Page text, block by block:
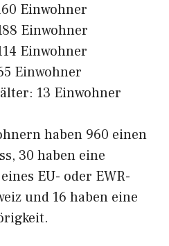
Einwohner
Einwohner
Einwohner
Einwohner
13 Einwohner
haben 960 einen
30 haben eine
EU- oder EWR-
und 16 haben eine